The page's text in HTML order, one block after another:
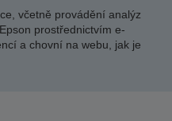
včetně provádění analýz
prostřednictvím e-
a chovní na webu, jak je